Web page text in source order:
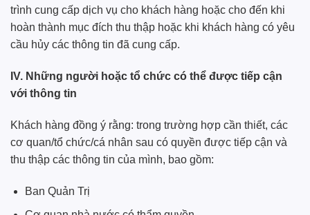
trình cung cấp dịch vụ cho khách hàng hoặc cho đến khi
hoàn thành mục đích thu thập hoặc khi khách hàng có yêu
cầu hủy các thông tin đã cung cấp.
IV. Những người hoặc tổ chức có thể được tiếp cận
với thông tin
Khách hàng đồng ý rằng: trong trường hợp cần thiết, các
cơ quan/tổ chức/cá nhân sau có quyền được tiếp cận và
thu thập các thông tin của mình, bao gồm:
Ban Quản Trị